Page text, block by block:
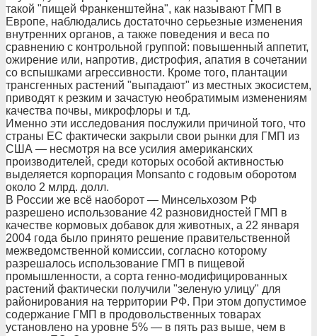
такой "пищей Франкенштейна", как называют ГМП в
Европе, наблюдались достаточно серьезные изменения
внутренних органов, а также поведения и веса по
сравнению с контрольной группой: повышенный аппетит,
ожирение или, напротив, дистрофия, апатия в сочетании
со вспышками агрессивности. Кроме того, плантации
трансгенных растений "выпадают" из местных экосистем,
приводят к резким и зачастую необратимым изменениям
качества почвы, микрофлоры и т.д.
Именно эти исследования послужили причиной того, что
страны ЕС фактически закрыли свои рынки для ГМП из
США — несмотря на все усилия американских
производителей, среди которых особой активностью
выделяется корпорация Monsanto с годовым оборотом
около 2 млрд. долл.
В России же всё наоборот — Минсельхозом РФ
разрешено использование 42 разновидностей ГМП в
качестве кормовых добавок для животных, а 22 января
2004 года было принято решение правительственной
межведомственной комиссии, согласно которому
разрешалось использование ГМП в пищевой
промышленности, а сорта генно-модифицированных
растений фактически получили "зеленую улицу" для
районирования на территории РФ. При этом допустимое
содержание ГМП в продовольственных товарах
установлено на уровне 5% — в пять раз выше, чем в